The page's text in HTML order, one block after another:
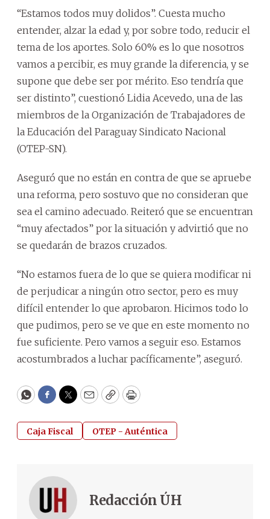
“Estamos todos muy dolidos”. Cuesta mucho
entender, alzar la edad y, por sobre todo, reducir el
tema de los aportes. Solo 60% es lo que nosotros
vamos a percibir, es muy grande la diferencia, y se
supone que debe ser por mérito. Eso tendría que
ser distinto”, cuestionó Lidia Acevedo, una de las
miembros de la Organización de Trabajadores de
la Educación del Paraguay Sindicato Nacional
(OTEP-SN).
Aseguró que no están en contra de que se apruebe
una reforma, pero sostuvo que no consideran que
sea el camino adecuado. Reiteró que se encuentran
“muy afectados” por la situación y advirtió que no
se quedarán de brazos cruzados.
“No estamos fuera de lo que se quiera modificar ni
de perjudicar a ningún otro sector, pero es muy
difícil entender lo que aprobaron. Hicimos todo lo
que pudimos, pero se ve que en este momento no
fue suficiente. Pero vamos a seguir eso. Estamos
acostumbrados a luchar pacíficamente”, aseguró.
WhatsApp
Facebook
Twitter
EmailCopyPrint
Caja Fiscal OTEP - Auténtica
Redacción ÚH